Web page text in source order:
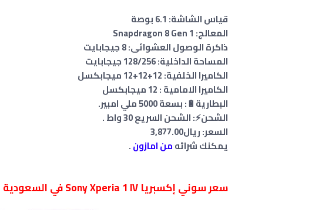
قياس الشاشة: 6.1 بوصة
المعالج: Snapdragon 8 Gen 1
ذاكرة الوصول العشوائى: 8 جيجابايت
المساحة الداخلية: 128/256 جيجابايت
الكاميرا الخلفية: 12+12+12 ميجابكسل
الكاميرا الامامية : 12 ميجابكسل
البطارية🔋: بسعة 5000 ملي امبير.
الشحن⚡: الشحن السريع 30 واط .
السعر: ريال‎3,877.‎00‏
يمكنك شرائهمن امازون.
سعر سوني إكسبريا Sony Xperia 1 IV في السعودية